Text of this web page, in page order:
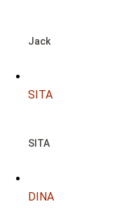
Jack
SITA
SITA
DINA